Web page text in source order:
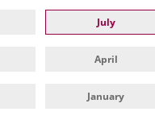
July
April
January